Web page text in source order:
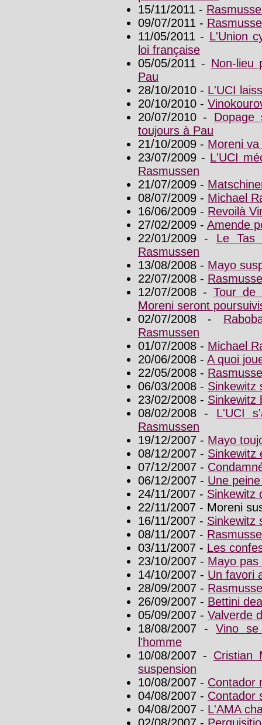
15/11/2011 -
09/07/2011 -
11/05/2011 - L'Union
loi française
05/05/2011 - Non-lieu
Pau
28/10/2010 - L'UCI
20/10/2010 -
20/07/2010 -
toujours à Pau
21/10/2009 - Moreni
23/07/2009 - L'UCI
Rasmussen
21/07/2009 -
08/07/2009 - Michael
16/06/2009 - Revoilà
27/02/2009 - Amende
22/01/2009 - Le Tas
Rasmussen
13/08/2008 - Mayo
22/07/2008 -
12/07/2008 - Tour de
Moreni seront
02/07/2008 -
Rasmussen
01/07/2008 - Michael
20/06/2008 - A quoi
22/05/2008 -
06/03/2008 - Sinkewitz
23/02/2008 - Sinkewitz
08/02/2008 - L'UCI
Rasmussen
19/12/2007 - Mayo
08/12/2007 - Sinkewitz
07/12/2007 -
06/12/2007 - Une
24/11/2007 - Sinkewitz
22/11/2007 - Moreni
16/11/2007 - Sinkewitz
08/11/2007 -
03/11/2007 - Les
23/10/2007 - Mayo
14/10/2007 - Un favori
28/09/2007 -
26/09/2007 - Bettini
05/09/2007 - Valverde
18/08/2007 - Vino
l'homme
10/08/2007 - Cristian
suspension
10/08/2007 - Contador
04/08/2007 - Contador
04/08/2007 - L'AMA